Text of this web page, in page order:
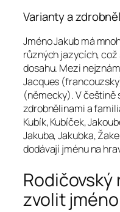
Varianty a
Jméno Jakub má
různých jazycích,
dosahu. Mezi
Jacques
(německy). V češtině
zdrobnělinami a
Kubík, Kubíček,
Jakuba, Jakubka,
dodávají jménu na
Rodičovský
zvolit